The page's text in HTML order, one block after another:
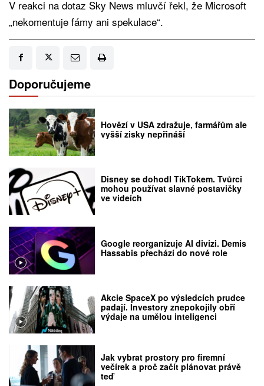
V reakci na dotaz Sky News mluvčí řekl, že Microsoft
„nekomentuje fámy ani spekulace“.
Doporučujeme
Hovězí v USA zdražuje, farmářům ale
vyšší zisky nepřináší
Disney se dohodl TikTokem. Tvůrci
mohou používat slavné postavičky
ve videích
Google reorganizuje AI divizi. Demis
Hassabis přechází do nové role
Akcie SpaceX po výsledcích prudce
padají. Investory znepokojily obří
výdaje na umělou inteligenci
Jak vybrat prostory pro firemní
večírek a proč začít plánovat právě
teď